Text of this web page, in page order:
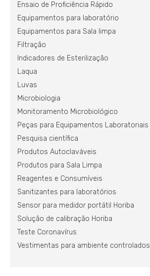
Ensaio de Proficiência Rápido
Equipamentos para laboratório
Equipamentos para Sala limpa
Filtração
Indicadores de Esterilização
Laqua
Luvas
Microbiologia
Monitoramento Microbiológico
Peças para Equipamentos Laboratoriais
Pesquisa científica
Produtos Autoclaváveis
Produtos para Sala Limpa
Reagentes e Consumíveis
Sanitizantes para laboratórios
Sensor para medidor portátil Horiba
Solução de calibração Horiba
Teste Coronavírus
Vestimentas para ambiente controlados